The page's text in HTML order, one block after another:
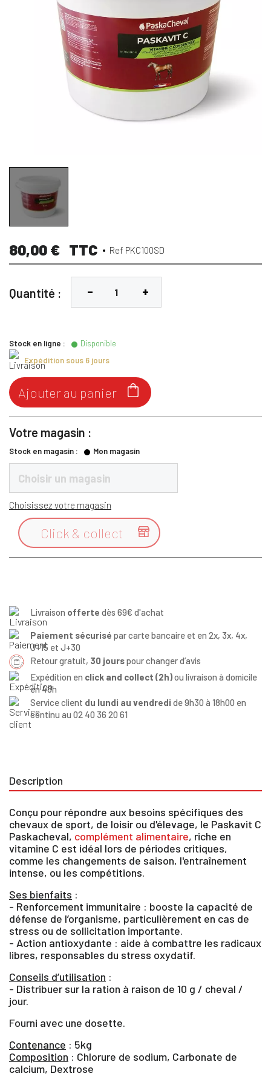
80,00 € TTC Ref PKC100SD
Quantité :
Stock en ligne :
Disponible
Expédition sous 6 jours

Ajouter au panier
Votre magasin :
Stock en magasin : Mon magasin
Choisir un magasin
Choisissez votre magasin

Click & collect
Livraison offerte dès 69€ d'achat
Paiement sécurisé par carte bancaire et en 2x, 3x, 4x,
J+15 et J+30
Retour gratuit, 30 jourspour changer d’avis
Expédition en click and collect (2h)ou livraison à domicile
en 48h
Service client du lundi au vendredi de 9h30 à 18h00 en
continu au 02 40 36 20 61
Description
Conçu pour répondre aux besoins spécifiques des
chevaux de sport, de loisir ou d'élevage, le Paskavit C
Paskacheval, complément alimentaire, riche en
vitamine C est idéal lors de périodes critiques,
comme les changements de saison, l'entraînement
intense, ou les compétitions.
Ses bienfaits :
- Renforcement immunitaire : booste la capacité de
défense de l’organisme, particulièrement en cas de
stress ou de sollicitation importante.
- Action antioxydante : aide à combattre les radicaux
libres, responsables du stress oxydatif.
Conseils d’utilisation :
- Distribuer sur la ration à raison de 10 g / cheval /
jour.
Fourni avec une dosette.
Contenance : 5kg
Composition : Chlorure de sodium, Carbonate de
calcium, Dextrose